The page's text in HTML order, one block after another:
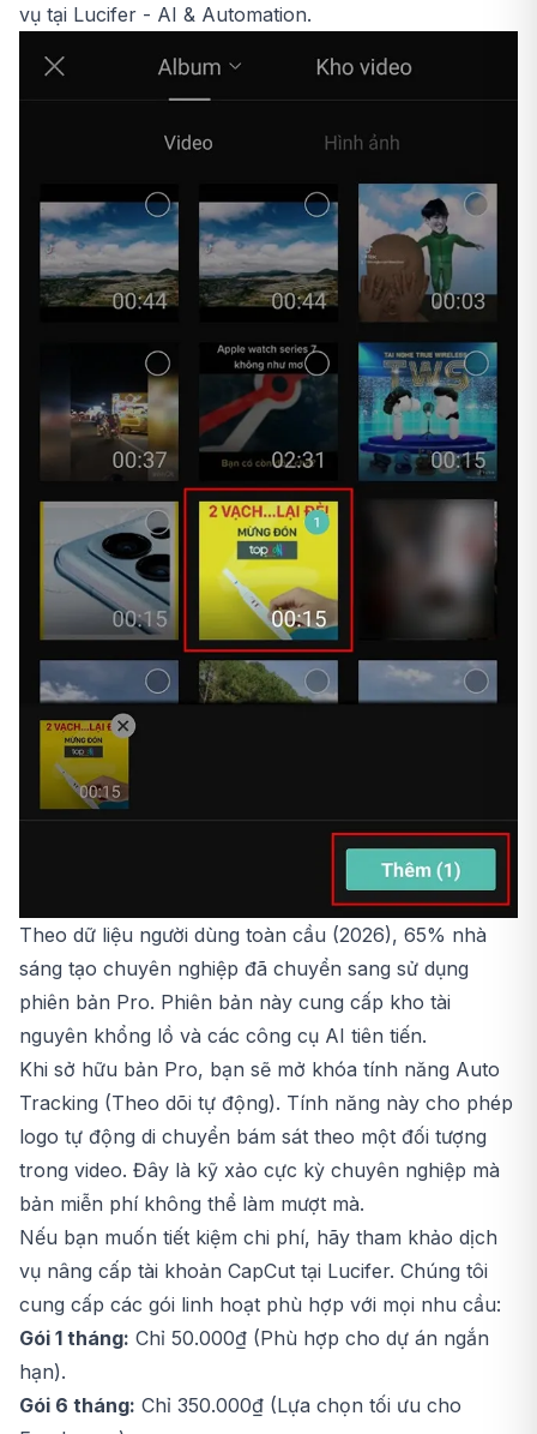
vụ tại Lucifer - AI & Automation.
Theo dữ liệu người dùng toàn cầu (2026), 65% nhà
sáng tạo chuyên nghiệp đã chuyển sang sử dụng
phiên bản Pro. Phiên bản này cung cấp kho tài
nguyên khổng lồ và các công cụ AI tiên tiến.
Khi sở hữu bản Pro, bạn sẽ mở khóa tính năng Auto
Tracking (Theo dõi tự động). Tính năng này cho phép
logo tự động di chuyển bám sát theo một đối tượng
trong video. Đây là kỹ xảo cực kỳ chuyên nghiệp mà
bản miễn phí không thể làm mượt mà.
Nếu bạn muốn tiết kiệm chi phí, hãy tham khảo dịch
vụ nâng cấp tài khoản CapCut tại Lucifer. Chúng tôi
cung cấp các gói linh hoạt phù hợp với mọi nhu cầu:
Gói 1 tháng: Chỉ 50.000₫ (Phù hợp cho dự án ngắn
hạn).
Gói 6 tháng: Chỉ 350.000₫ (Lựa chọn tối ưu cho